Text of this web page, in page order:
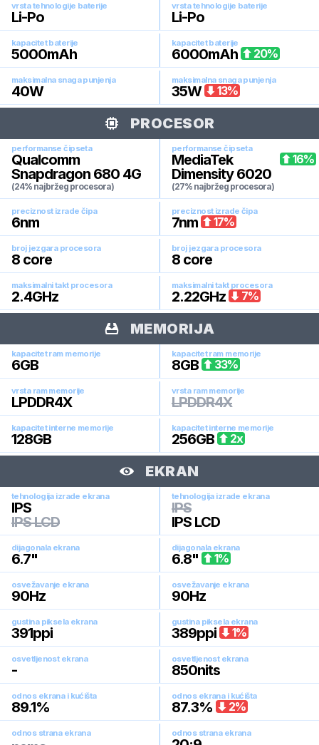
vrsta tehnologije baterije
Li-Po
vrsta tehnologije baterije
Li-Po
kapacitet baterije
5000mAh
kapacitet baterije
6000mAh 20%
maksimalna snaga punjenja
40W
maksimalna snaga punjenja
35W 13%
PROCESOR
performanse čipseta
Qualcomm
Snapdragon 680 4G
(24% najbržeg procesora)
performanse čipseta
MediaTek
Dimensity 6020
(27% najbržeg procesora)
16%
preciznost izrade čipa
6nm
preciznost izrade čipa
7nm 17%
broj jezgara procesora
8 core
broj jezgara procesora
8 core
maksimalni takt procesora
2.4GHz
maksimalni takt procesora
2.22GHz 7%
MEMORIJA
kapacitet ram memorije
6GB
kapacitet ram memorije
8GB 33%
vrsta ram memorije
LPDDR4X
vrsta ram memorije
LPDDR4X
kapacitet interne memorije
128GB
kapacitet interne memorije
256GB 2x
EKRAN
tehnologija izrade ekrana
IPS
IPS LCD
tehnologija izrade ekrana
IPS
IPS LCD
dijagonala ekrana
6.7"
dijagonala ekrana
6.8" 1%
osvežavanje ekrana
90Hz
osvežavanje ekrana
90Hz
gustina piksela ekrana
391ppi
gustina piksela ekrana
389ppi 1%
osvetljenost ekrana
-
osvetljenost ekrana
850nits
odnos ekrana i kućišta
89.1%
odnos ekrana i kućišta
87.3% 2%
odnos strana ekrana odnos strana ekrana